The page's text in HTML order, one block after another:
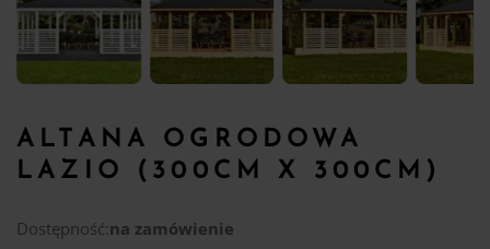
ALTANA OGRODOWA
LAZIO (300CM X 300CM)
Dostępność:na zamówienie